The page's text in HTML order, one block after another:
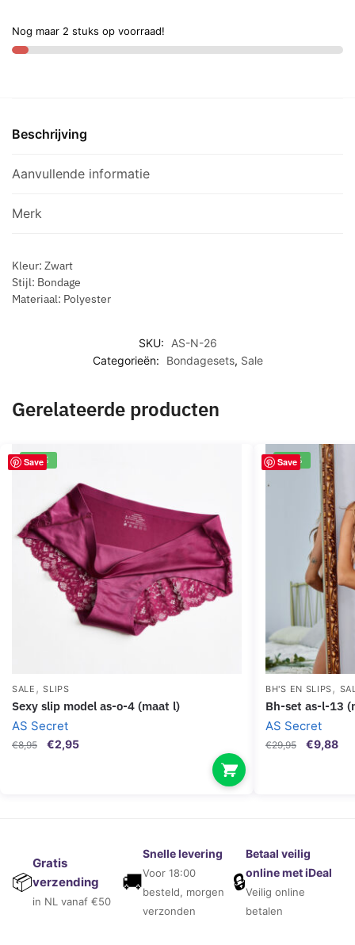
a
Bdsm
Kit
aantal
Nog maar 2 stuks op voorraad!
Beschrijving
Aanvullende informatie
Merk
Kleur: Zwart
Stijl: Bondage
Materiaal: Polyester
SKU:
AS-N-26
Categorieën:
Bondagesets, Sale
Gerelateerde producten
Save
-67%
SALE ,SLIPS
sexy slip model as-o-4 (maat l)
AS Secret
€8,95
Oorspronkelijke
€2,95Huidige
Save
-67%
BH'S EN SLIPS,
bh-set as-l-13
AS Secret
€29,95 €9,88
📦
Gratis
verzending
in NL vanaf €50
🚚
Snelle levering
Voor 18:00
besteld, morgen
verzonden
🔒
Betaal veilig
online met iDeal
Veilig online
betalen